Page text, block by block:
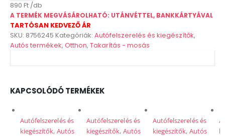
890 Ft
A TERMÉK MEGVÁSÁROLHATÓ: UTÁNVÉTTEL, BANKKÁRTYÁVAL
TARTÓSAN KEDVEZŐ ÁR
SKU: 8756245 Kategóriák: Autófelszerelés és kiegészítők,
Autós termékek, Otthon, Takarítás - mosás
KAPCSOLÓDÓ TERMÉKEK
Autófelszerelés és
kiegészítők, Autós
Autófelszerelés és
kiegészítők, Autós
Autófelszerelés és
kiegészítők, Autós